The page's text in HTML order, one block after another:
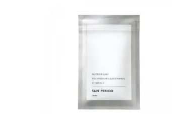
材料であるたんぱく質12g(*1)をメインに、美を
引き出すコラーゲン5,000mgも配合。さらにリ
ズムを支える鉄分やビタミン6種(*2)、食物繊維
ロテイン独特のにおいやクセが少なく、水に溶け
やすいので、手軽においしくたんぱく質を摂れま
す。*1 1杯分（約27g）当り。コラーゲン含む。
*2 ビタミンB1、B2、B6、B12、ナイアシン、パ